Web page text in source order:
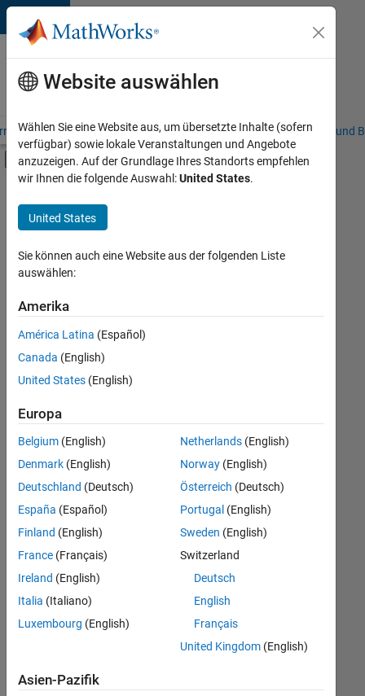
Weiter zum Inhalt
Karriere
bei
MathWorks
– Übersicht Stellensuche Niederlassungen Studierende und
Umschaltung für Off-Canvas-
Hauptinhalt
Information Technology
Commercial Sales
Finance and Operations
+2
Derzeit
es
keine
offenen
Stellen,
Ihren
Suchkriterien
entsprechen.
können
die
Suchkriterien
weiter
fassen
oder
alle
Stellenangebote
anzeigen .
noch
Website auswählen
Wählen Sie eine Website aus, um übersetzte Inhalte (sofern
verfügbar) sowie lokale Veranstaltungen und Angebote
anzuzeigen. Auf der Grundlage Ihres Standorts empfehlen
wir Ihnen die folgende Auswahl:United States.
United States
Sie können auch eine Website aus der folgenden Liste
auswählen:
Amerika
América Latina (Español)
Canada (English)
United States (English)
Europa
Belgium (English)
Denmark (English)
Deutschland (Deutsch)
España (Español)
Finland (English)
France (Français)
Ireland (English)
Italia (Italiano)
Luxembourg (English)
Netherlands(English)
Norway(English)
Österreich (Deutsch)
Portugal (English)
Sweden (English)
Switzerland
Deutsch
English
Français
United Kingdom(English)
Asien-Pazifik